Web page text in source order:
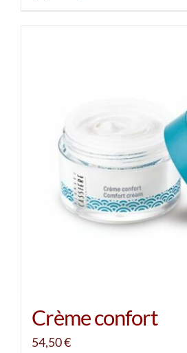
Crème confort
54,50€